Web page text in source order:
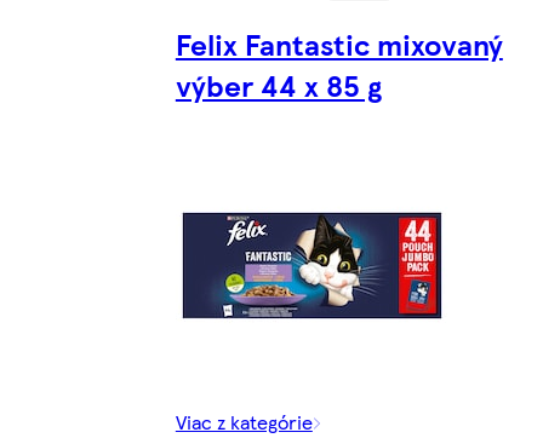
Felix Fantastic mixovaný
výber 44 x 85 g
Viac z kategórie